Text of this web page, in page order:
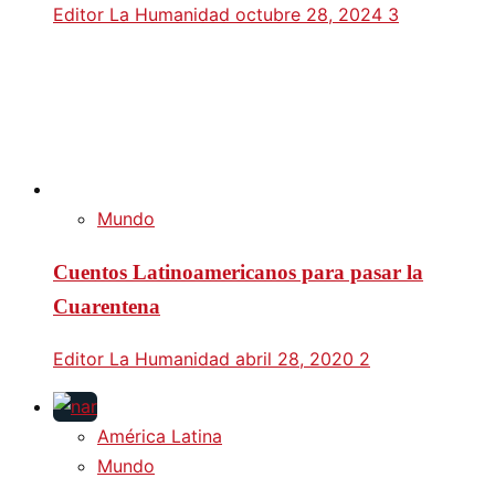
Editor La Humanidad octubre 28, 2024 3
Mundo
Cuentos Latinoamericanos para pasar la
Cuarentena
Editor La Humanidad abril 28, 2020 2
América Latina
Mundo